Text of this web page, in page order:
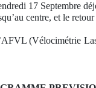
17 Septembre
centre, et le retour
(Vélocimétrie